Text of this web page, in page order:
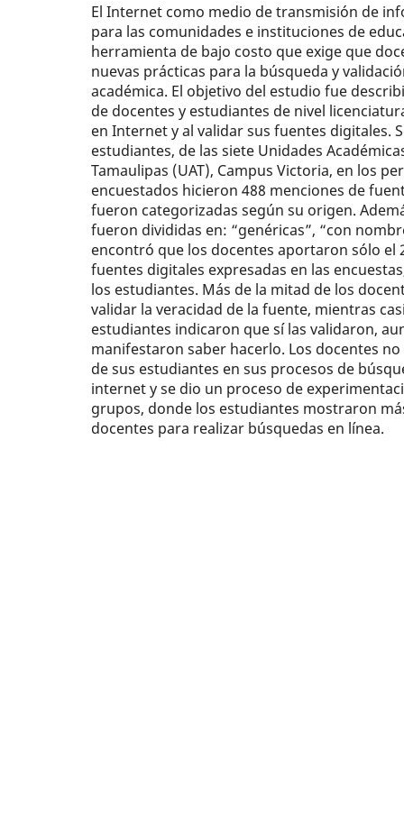
El Internet como medio de transmisión de
para las comunidades e instituciones de
herramienta de bajo costo que exige que
nuevas prácticas para la búsqueda y
académica. El objetivo del estudio fue
de docentes y estudiantes de nivel
en Internet y al validar sus fuentes digitales.
estudiantes, de las siete Unidades
Tamaulipas (UAT), Campus Victoria, en los
encuestados hicieron 488 menciones de
fueron categorizadas según su origen.
fueron divididas en: “genéricas”, “con
encontró que los docentes aportaron sólo el
fuentes digitales expresadas en las
los estudiantes. Más de la mitad de los
validar la veracidad de la fuente, mientras
estudiantes indicaron que sí las validaron,
manifestaron saber hacerlo. Los docentes
de sus estudiantes en sus procesos de
internet y se dio un proceso de
grupos, donde los estudiantes mostraron
docentes para realizar búsquedas en línea.